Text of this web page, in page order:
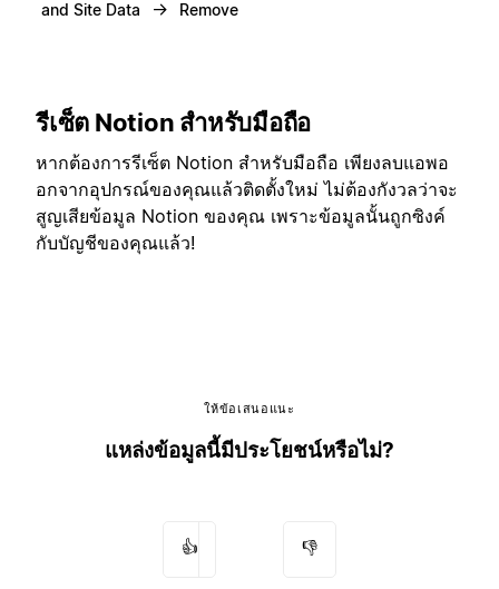
and Site Data → Remove
รีเซ็ต Notion สำหรับมือถือ
หากต้องการรีเซ็ต Notion สำหรับมือถือ เพียงลบแอพอ
อกจากอุปกรณ์ของคุณแล้วติดตั้งใหม่ ไม่ต้องกังวลว่าจะ
สูญเสียข้อมูล Notion ของคุณ เพราะข้อมูลนั้นถูกซิงค์
กับบัญชีของคุณแล้ว!
ให้ข้อเสนอแนะ
แหล่งข้อมูลนี้มีประโยชน์หรือไม่?
👍 👎